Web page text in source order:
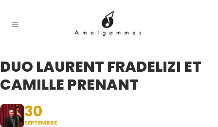
DUO LAURENT FRADELIZI ET
CAMILLE PRENANT
30
SEPTEMBRE